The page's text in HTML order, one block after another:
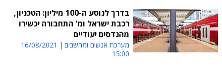
בדרך לנוסע ה-100 מיליון: הטכניון,
רכבת ישראל ומ' התחבורה יכשירו
מהנדסים יעודיים
מערכת אנשים ומחשבים
16/08/2021
15:00